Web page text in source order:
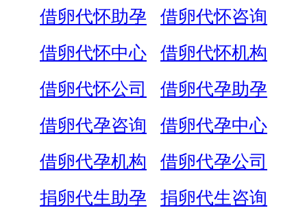
借卵代怀助孕
借卵代怀咨询
借卵代怀中心
借卵代怀机构
借卵代怀公司
借卵代孕助孕
借卵代孕咨询
借卵代孕中心
借卵代孕机构
借卵代孕公司
捐卵代生助孕
捐卵代生咨询